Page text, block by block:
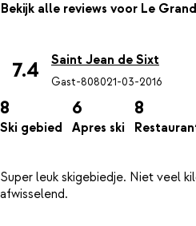
Bekijk alle reviews voor Le
7.4 Saint Jean de Sixt
Gast-808021-03-2016
8
Ski gebied
6
Apres ski
8
Super leuk skigebiedje. Niet veel